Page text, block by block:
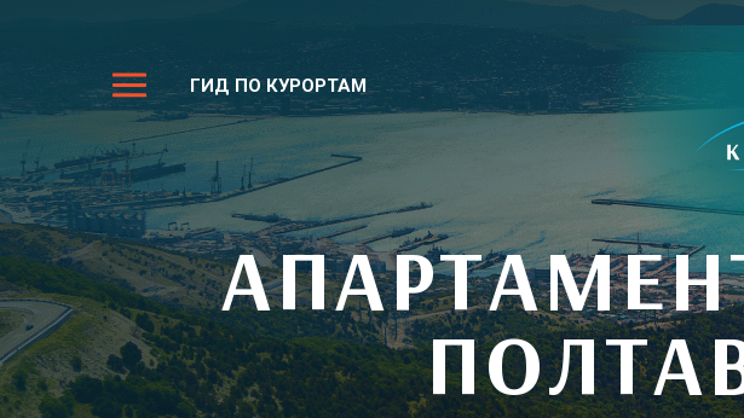
ГИД ПО КУРОРТАМ